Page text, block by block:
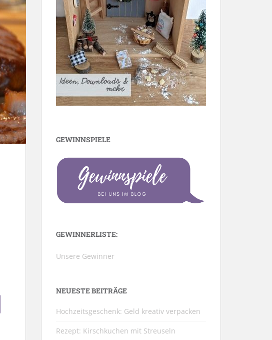
GEWINNSPIELE
GEWINNERLISTE:
Unsere Gewinner
NEUESTE BEITRÄGE
Hochzeitsgeschenk: Geld kreativ verpacken
Rezept: Kirschkuchen mit Streuseln